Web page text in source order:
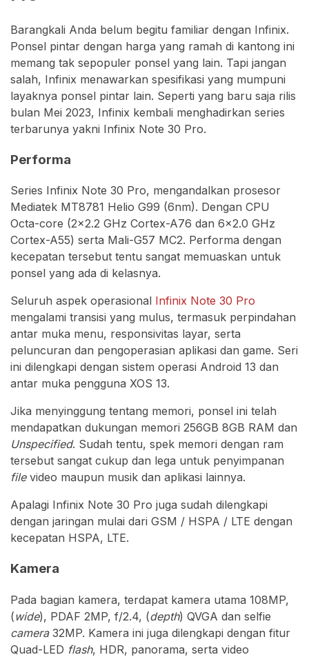
Barangkali Anda belum begitu familiar dengan Infinix.
Ponsel pintar dengan harga yang ramah di kantong ini
memang tak sepopuler ponsel yang lain. Tapi jangan
salah, Infinix menawarkan spesifikasi yang mumpuni
layaknya ponsel pintar lain. Seperti yang baru saja rilis
bulan Mei 2023, Infinix kembali menghadirkan series
terbarunya yakni Infinix Note 30 Pro.
Performa
Series Infinix Note 30 Pro, mengandalkan prosesor
Mediatek MT8781 Helio G99 (6nm). Dengan CPU
Octa-core (2×2.2 GHz Cortex-A76 dan 6×2.0 GHz
Cortex-A55) serta Mali-G57 MC2. Performa dengan
kecepatan tersebut tentu sangat memuaskan untuk
ponsel yang ada di kelasnya.
Seluruh aspek operasional Infinix Note 30 Pro
mengalami transisi yang mulus, termasuk perpindahan
antar muka menu, responsivitas layar, serta
peluncuran dan pengoperasian aplikasi dan game. Seri
ini dilengkapi dengan sistem operasi Android 13 dan
antar muka pengguna XOS 13.
Jika menyinggung tentang memori, ponsel ini telah
mendapatkan dukungan memori 256GB 8GB RAM dan
Unspecified. Sudah tentu, spek memori dengan ram
tersebut sangat cukup dan lega untuk penyimpanan
filevideo maupun musik dan aplikasi lainnya.
Apalagi Infinix Note 30 Pro juga sudah dilengkapi
dengan jaringan mulai dari GSM / HSPA / LTE dengan
kecepatan HSPA, LTE.
Kamera
Pada bagian kamera, terdapat kamera utama 108MP,
(wide), PDAF 2MP, f/2.4, (depth) QVGA dan selfie
camera32MP. Kamera ini juga dilengkapi dengan fitur
Quad-LED flash, HDR, panorama, serta video